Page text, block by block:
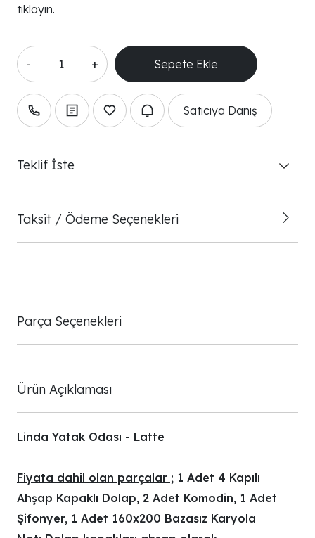
tıklayın.
- +
Satıcıya Danış
Teklif İste
Taksit / Ödeme Seçenekleri
Parça Seçenekleri
Ürün Açıklaması
Linda Yatak Odası - Latte
Fiyata dahil olan parçalar ; 1 Adet 4 Kapılı
Ahşap Kapaklı Dolap, 2 Adet Komodin, 1 Adet
Şifonyer, 1 Adet 160x200 Bazasız Karyola